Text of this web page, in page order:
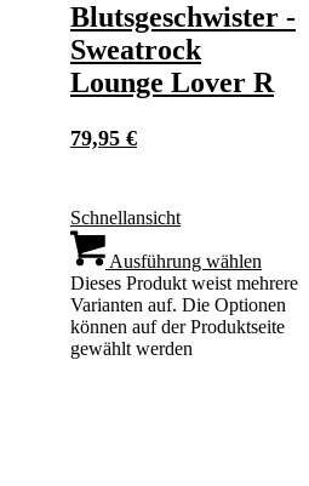
Blutsgeschwister -
Sweatrock
Lounge Lover R
79,95 €
Schnellansicht
Ausführung wählen
Dieses Produkt weist mehrere
Varianten auf. Die Optionen
können auf der Produktseite
gewählt werden